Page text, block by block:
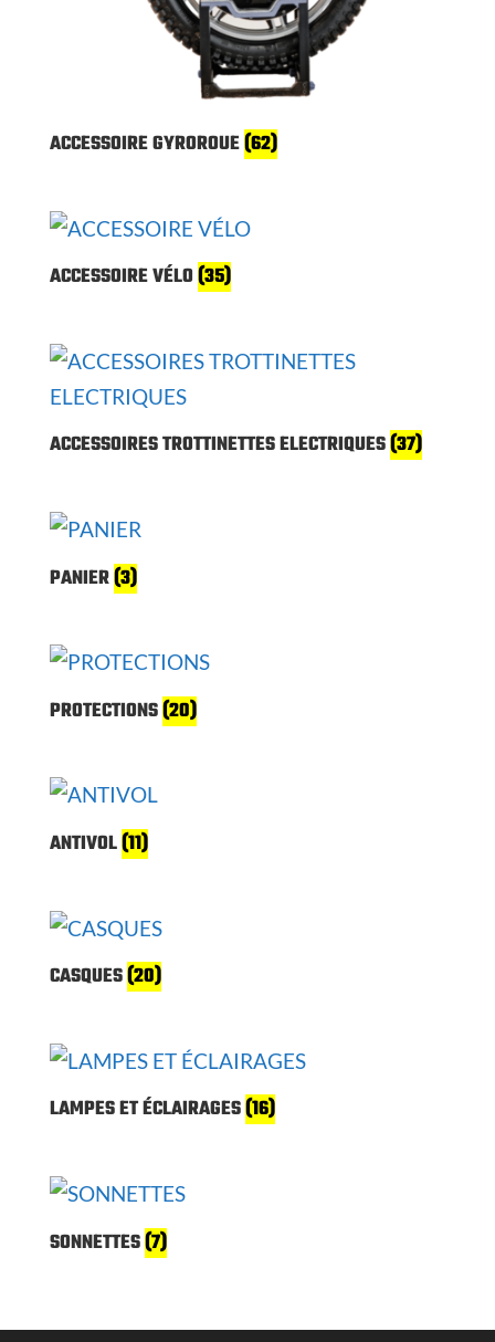
ACCESSOIRE GYROROUE(62)
ACCESSOIRE VÉLO(35)
ACCESSOIRES TROTTINETTES ELECTRIQUES(37)
PANIER(3)
PROTECTIONS(20)
ANTIVOL(11)
CASQUES(20)
LAMPES ET ÉCLAIRAGES(16)
SONNETTES(7)